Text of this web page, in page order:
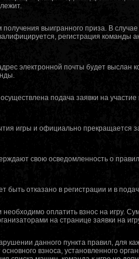
выигранного приза. В
регистрация команды
электронной почты будет выслан
подача заявки на участие
игры и официально прекращается
свою осведомленность о
быть отказано в регистрации и в
оплатить взнос на игру.
на странице заявки на
данного пункта правил, для
взноса, установленного